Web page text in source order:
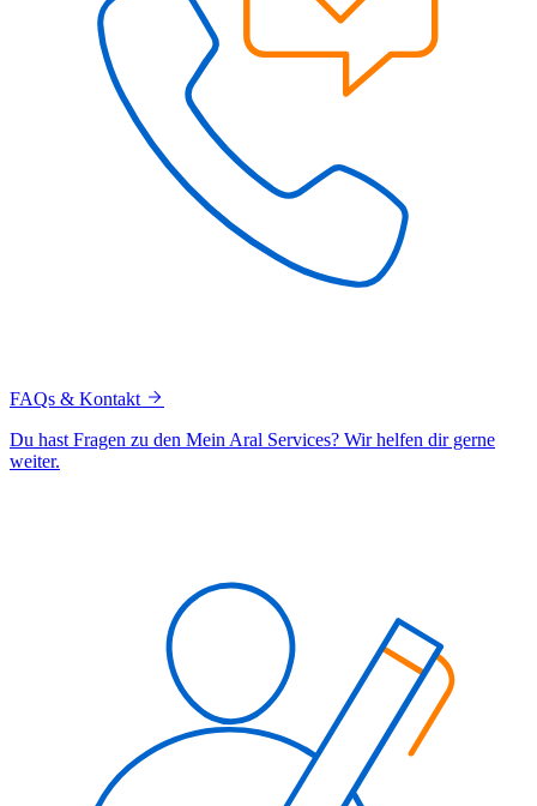
FAQs & Kontakt
Du hast Fragen zu den Mein Aral Services? Wir helfen dir gerne
weiter.